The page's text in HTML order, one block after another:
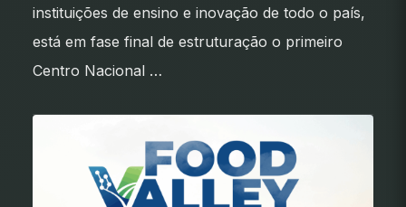
instituições de ensino e inovação de todo o país,
está em fase final de estruturação o primeiro
Centro Nacional …